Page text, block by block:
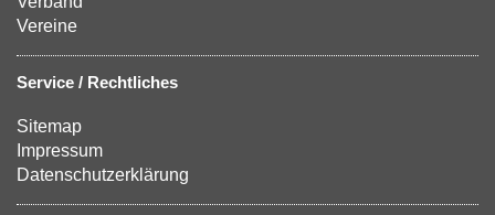
Vereine
Service / Rechtliches
Sitemap
Impressum
Datenschutzerklärung